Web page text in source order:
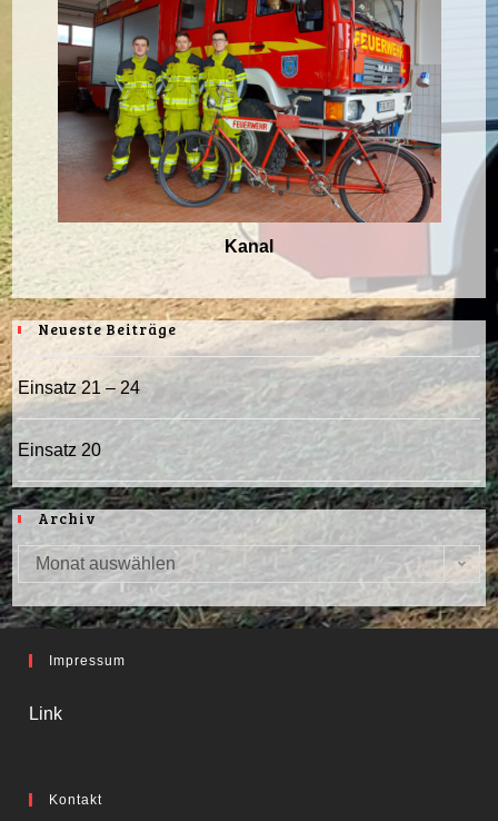
Kanal
Neueste Beiträge
Einsatz 21 – 24
Einsatz 20
Archiv
Archiv
Monat auswählen
Impressum
Link
Kontakt